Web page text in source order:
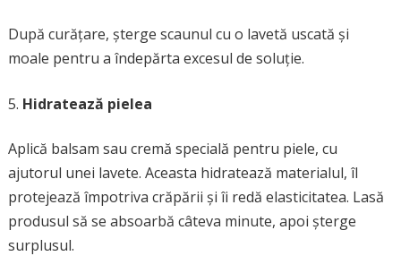
După curățare, șterge scaunul cu o lavetă uscată și
moale pentru a îndepărta excesul de soluție.
Hidratează pielea
Aplică balsam sau cremă specială pentru piele, cu
ajutorul unei lavete. Aceasta hidratează materialul, îl
protejează împotriva crăpării și îi redă elasticitatea. Lasă
produsul să se absoarbă câteva minute, apoi șterge
surplusul.